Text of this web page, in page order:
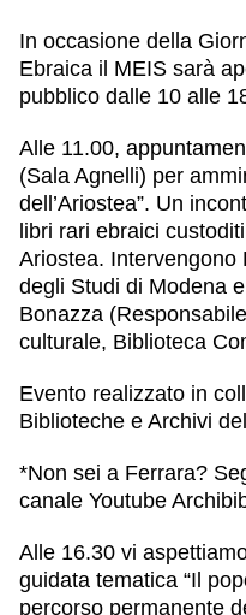
In occasione della
Ebraica il MEIS sarà
pubblico dalle 10 alle
Alle 11.00,
(Sala Agnelli) per
dell’Ariostea”. Un
libri rari ebraici
Ariostea. Intervengono
degli Studi di Modena
Bonazza
culturale, Biblioteca
Evento realizzato in
Biblioteche e Archivi
*Non sei a Ferrara?
canale Youtube
Alle 16.30 vi
guidata tematica “Il
percorso permanente